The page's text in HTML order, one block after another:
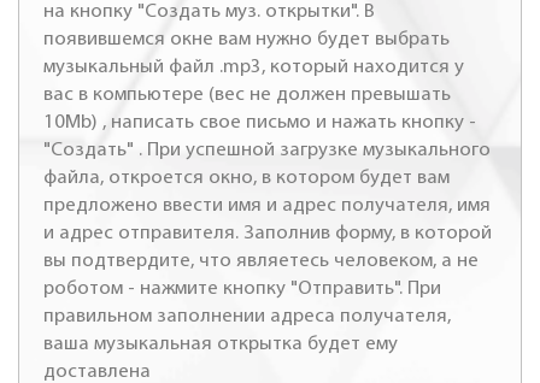
на кнопку "Создать муз. открытки". В
появившемся окне вам нужно будет выбрать
музыкальный файл .mp3, который находится у
вас в компьютере (вес не должен превышать
10Mb) , написать свое письмо и нажать кнопку -
"Создать" . При успешной загрузке музыкального
файла, откроется окно, в котором будет вам
предложено ввести имя и адрес получателя, имя
и адрес отправителя. Заполнив форму, в которой
вы подтвердите, что являетесь человеком, а не
роботом - нажмите кнопку "Отправить". При
правильном заполнении адреса получателя,
ваша музыкальная открытка будет ему
доставлена